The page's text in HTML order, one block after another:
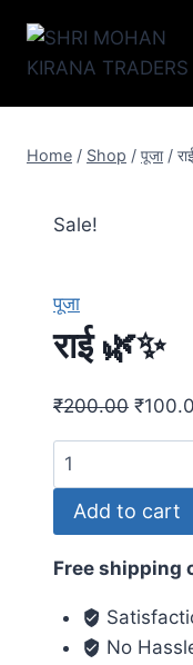
Home / Shop / पूजा /
Sale!
पूजा
राई 🌿✨
₹200.00 ₹
Add to cart
Free shipping
No